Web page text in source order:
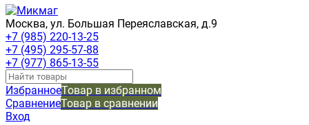
Москва, ул. Большая Переяславская, д.9
+7 (985) 220-13-25
+7 (495) 295-57-88
+7 (977) 865-13-55
ИзбранноеТовар в избранном
СравнениеТовар в сравнении
Вход